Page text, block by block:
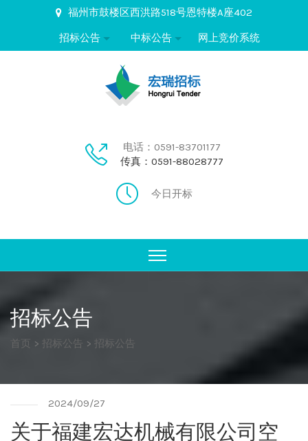
福州市鼓楼区西洪路518号恩特楼A座402
招标公告 中标公告 网上竞价系统
电话：0591-83701177
传真：0591-88028777
今日开标
招标公告
首页 > 招标公告 > 招标公告
2024/09/27
关于福建宏达机械有限公司空